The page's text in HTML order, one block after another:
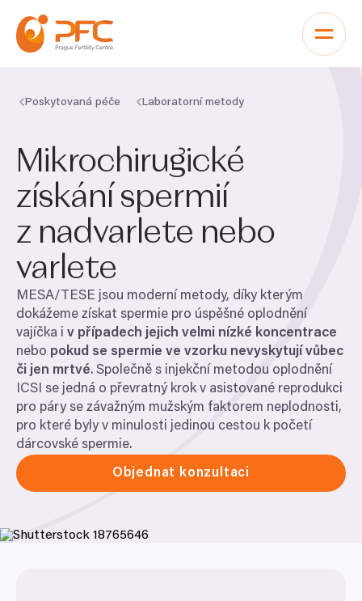
Poskytovaná péče Laboratorní metody
Mikrochirugické
získání spermií
z nadvarlete nebo
varlete
MESA/ TESE jsou moderní metody, díky kterým
dokážeme získat spermie pro úspěšné oplodnění
vajíčka i v případech jejich velmi nízké koncentrace
nebo pokud se spermie ve vzorku nevyskytují vůbec
či jen mrtvé. Společně s injekční metodou oplodnění
ICSI se jedná o převratný krok v asistované reprodukci
pro páry se závažným mužským faktorem neplodnosti,
pro které byly v minulosti jedinou cestou k početí
dárcovské spermie.
Objednat konzultaci